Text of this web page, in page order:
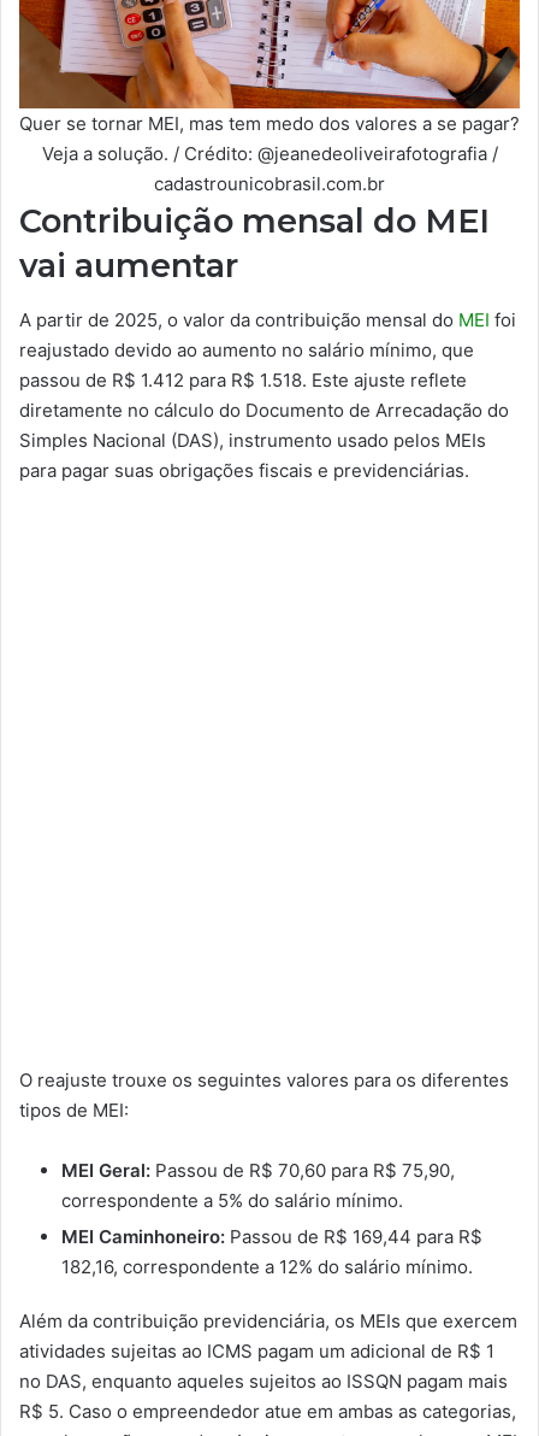
Quer se tornar MEI, mas tem medo dos valores a se pagar?
Veja a solução. / Crédito: @jeanedeoliveirafotografia /
cadastrounicobrasil.com.br
Contribuição mensal do MEI
vai aumentar
A partir de 2025, o valor da contribuição mensal do MEI foi
reajustado devido ao aumento no salário mínimo, que
passou de R$ 1.412 para R$ 1.518. Este ajuste reflete
diretamente no cálculo do Documento de Arrecadação do
Simples Nacional (DAS), instrumento usado pelos MEIs
para pagar suas obrigações fiscais e previdenciárias.
O reajuste trouxe os seguintes valores para os diferentes
tipos de MEI:
MEI Geral: Passou de R$ 70,60 para R$ 75,90,
correspondente a 5% do salário mínimo.
MEI Caminhoneiro: Passou de R$ 169,44 para R$
182,16, correspondente a 12% do salário mínimo.
Além da contribuição previdenciária, os MEIs que exercem
atividades sujeitas ao ICMS pagam um adicional de R$ 1
no DAS, enquanto aqueles sujeitos ao ISSQN pagam mais
R$ 5. Caso o empreendedor atue em ambas as categorias,